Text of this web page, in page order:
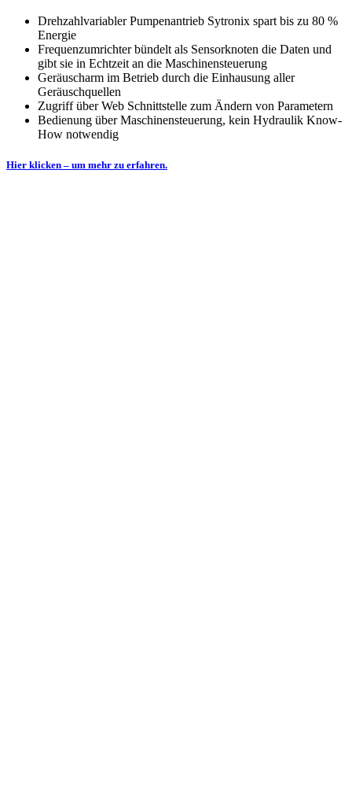
Drehzahlvariabler Pumpenantrieb Sytronix spart bis zu 80 %
Energie
Frequenzumrichter bündelt als Sensorknoten die Daten und
gibt sie in Echtzeit an die Maschinensteuerung
Geräuscharm im Betrieb durch die Einhausung aller
Geräuschquellen
Zugriff über Web Schnittstelle zum Ändern von Parametern
Bedienung über Maschinensteuerung, kein Hydraulik Know-
How notwendig
Hier klicken – um mehr zu erfahren.